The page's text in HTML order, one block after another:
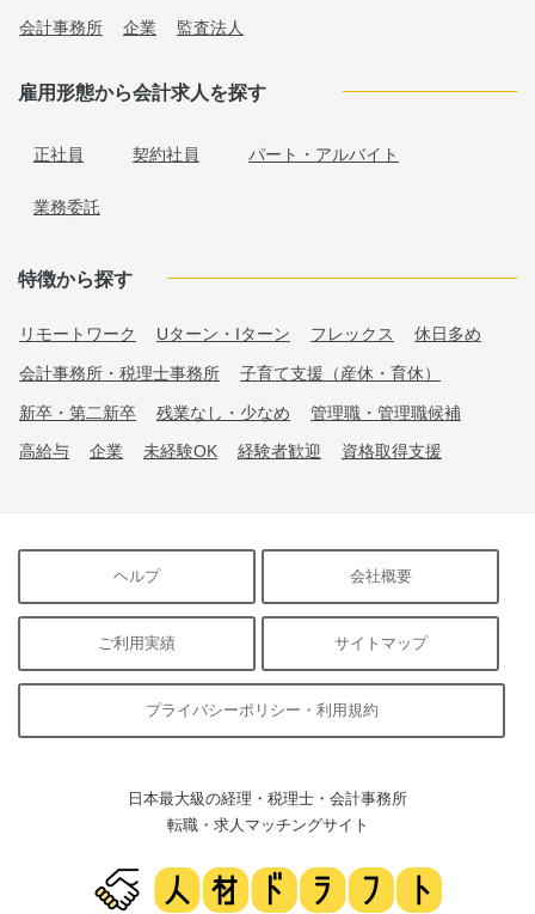
会計事務所 企業 監査法人
雇用形態から会計求人を探す
正社員 契約社員 パート・アルバイト
業務委託
特徴から探す
リモートワーク Uターン・Iターン フレックス 休日多め
会計事務所・税理士事務所 子育て支援（産休・育休）
新卒・第二新卒 残業なし・少なめ 管理職・管理職候補
高給与 企業 未経験OK 経験者歓迎 資格取得支援
ヘルプ 会社概要
ご利用実績 サイトマップ
プライバシーポリシー・利用規約
日本最大級の経理・税理士・会計事務所
転職・求人マッチングサイト